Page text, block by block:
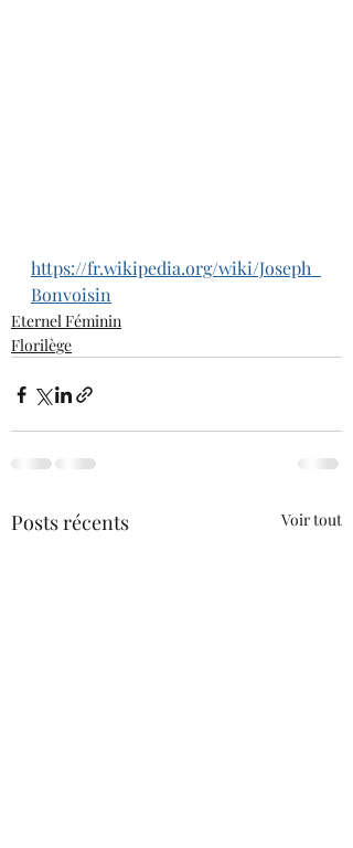
https://fr.wikipedia.org/wiki/Joseph_
Bonvoisin
Eternel Féminin
Florilège
Posts récents Voir tout